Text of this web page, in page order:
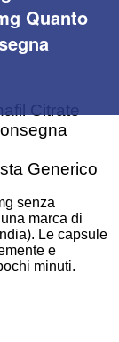
Quanto
Citrate
Generico
senza
marca di
Le capsule
e
minuti.